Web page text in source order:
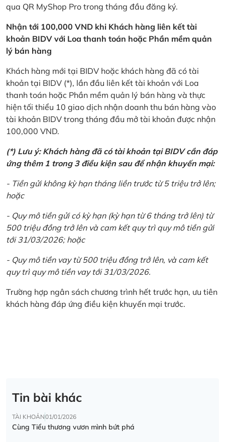
qua QR MyShop Pro trong tháng đầu đăng ký.
Nhận tới 100,000 VND khi Khách hàng liên kết tài
khoản BIDV với Loa thanh toán hoặc Phần mềm quản
lý bán hàng
Khách hàng mới tại BIDV hoặc khách hàng đã có tài
khoản tại BIDV (*), lần đầu liên kết tài khoản với Loa
thanh toán hoặc Phần mềm quản lý bán hàng và thực
hiện tối thiểu 10 giao dịch nhận doanh thu bán hàng vào
tài khoản BIDV trong tháng đầu mở tài khoản được nhận
100,000 VND.
(*) Lưu ý: Khách hàng đã có tài khoản tại BIDV cần đáp
ứng thêm 1 trong 3 điều kiện sau để nhận khuyến mại:
- Tiền gửi không kỳ hạn tháng liền trước từ 5 triệu trở lên;
hoặc
- Quy mô tiền gửi có kỳ hạn (kỳ hạn từ 6 tháng trở lên) từ
500 triệu đồng trở lên và cam kết quy trì quy mô tiền gửi
tới 31/03/2026; hoặc
- Quy mô tiền vay từ 500 triệu đồng trở lên, và cam kết
quy trì quy mô tiền vay tới 31/03/2026.
Trường hợp ngân sách chương trình hết trước hạn, ưu tiên
khách hàng đáp ứng điều kiện khuyến mại trước.
Tin bài khác
TÀI KHOẢN01/01/2026
Cùng Tiểu thương vươn mình bứt phá